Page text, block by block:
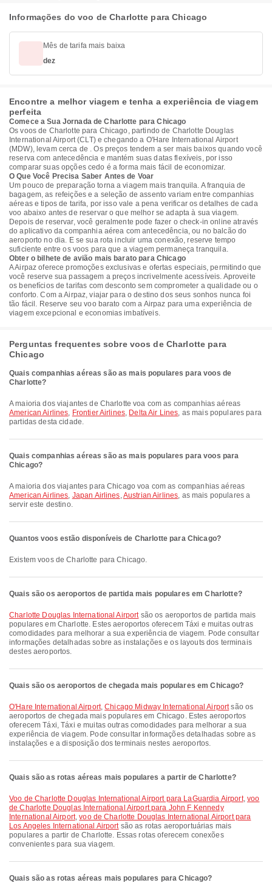
Informações do voo de Charlotte para Chicago
Mês de tarifa mais baixa
dez
Encontre a melhor viagem e tenha a experiência de viagem
perfeita
Comece a Sua Jornada de Charlotte para Chicago
Os voos de Charlotte para Chicago, partindo de Charlotte Douglas
International Airport (CLT) e chegando a O'Hare International Airport
(MDW), levam cerca de . Os preços tendem a ser mais baixos quando você
reserva com antecedência e mantém suas datas flexíveis, por isso
comparar suas opções cedo é a forma mais fácil de economizar.
O Que Você Precisa Saber Antes de Voar
Um pouco de preparação torna a viagem mais tranquila. A franquia de
bagagem, as refeições e a seleção de assento variam entre companhias
aéreas e tipos de tarifa, por isso vale a pena verificar os detalhes de cada
voo abaixo antes de reservar o que melhor se adapta à sua viagem.
Depois de reservar, você geralmente pode fazer o check-in online através
do aplicativo da companhia aérea com antecedência, ou no balcão do
aeroporto no dia. E se sua rota incluir uma conexão, reserve tempo
suficiente entre os voos para que a viagem permaneça tranquila.
Obter o bilhete de avião mais barato para Chicago
A Airpaz oferece promoções exclusivas e ofertas especiais, permitindo que
você reserve sua passagem a preços incrivelmente acessíveis. Aproveite
os benefícios de tarifas com desconto sem comprometer a qualidade ou o
conforto. Com a Airpaz, viajar para o destino dos seus sonhos nunca foi
tão fácil. Reserve seu voo barato com a Airpaz para uma experiência de
viagem excepcional e economias imbatíveis.
Perguntas frequentes sobre voos de Charlotte para
Chicago
Quais companhias aéreas são as mais populares para voos de
Charlotte?
A maioria dos viajantes de Charlotte voa com as companhias aéreas
American Airlines, Frontier Airlines, Delta Air Lines, as mais populares para
partidas desta cidade.
Quais companhias aéreas são as mais populares para voos para
Chicago?
A maioria dos viajantes para Chicago voa com as companhias aéreas
American Airlines, Japan Airlines,Austrian Airlines, as mais populares a
servir este destino.
Quantos voos estão disponíveis de Charlotte para Chicago?
Existem voos de Charlotte para Chicago.
Quais são os aeroportos de partida mais populares em Charlotte?
Charlotte Douglas International Airportsão os aeroportos de partida mais
populares em Charlotte. Estes aeroportos oferecem Táxi e muitas outras
comodidades para melhorar a sua experiência de viagem. Pode consultar
informações detalhadas sobre as instalações e os layouts dos terminais
destes aeroportos.
Quais são os aeroportos de chegada mais populares em Chicago?
O'Hare International Airport,Chicago Midway International Airportsão os
aeroportos de chegada mais populares em Chicago. Estes aeroportos
oferecem Táxi, Táxi e muitas outras comodidades para melhorar a sua
experiência de viagem. Pode consultar informações detalhadas sobre as
instalações e a disposição dos terminais nestes aeroportos.
Quais são as rotas aéreas mais populares a partir de Charlotte?
voo de Charlotte Douglas International Airport para LaGuardia Airport, voo
de Charlotte Douglas International Airport para John F Kennedy
International Airport,voo de Charlotte Douglas International Airport para
Los Angeles International Airportsão as rotas aeroportuárias mais
populares a partir de Charlotte. Essas rotas oferecem conexões
convenientes para sua viagem.
Quais são as rotas aéreas mais populares para Chicago?